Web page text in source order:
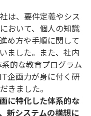
は、要件定義やシス
おいて、個人の知識
め方や手順に関して
ました。また、社内
的な教育プログラム
IT企画力が身に付く研
きました。
に特化した体系的な
新システムの構想に